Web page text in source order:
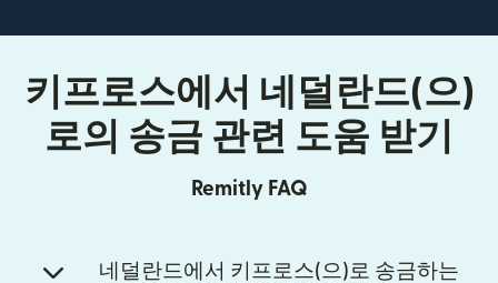
키프로스에서 네덜란드(으)
로의 송금 관련 도움 받기
Remitly FAQ
네덜란드에서 키프로스(으)로 송금하는